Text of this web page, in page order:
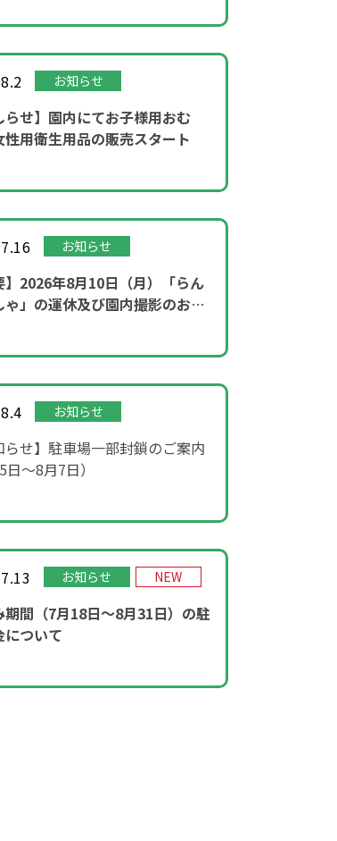
お知らせ
らせ】園内にてお子様用おむ
性用衛生用品の販売スタート
お知らせ
】2026年8月10日（月）「らん
ゃ」の運休及び園内撮影のお知
お知らせ
らせ】駐車場一部封鎖のご案内
日〜8月7日）
お知らせ NEW
期間（7月18日～8月31日）の駐
について